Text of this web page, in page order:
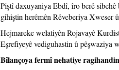
Piştî daxuyaniya Ebdî, îro berê
gihiştin herêmên Rêveberiya Xweser
Hejmareke welatiyên Rojavayê
Eşrefiyeyê vediguhastin û pêşwaziya
Bîlançoya fermî nehatiye ragihandin